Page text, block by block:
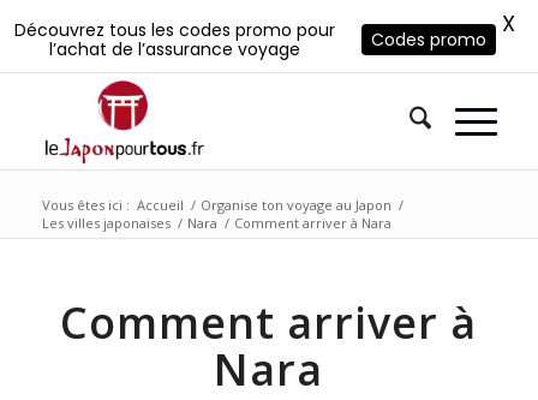
Vous êtes ici : Accueil / Organise ton voyage au Japon /
Les villes japonaises / Nara / Comment arriver à Nara
Comment arriver à
Nara
Découvrez tous les codes promo pour
l’achat de l’assurance voyage
Codes promo
X